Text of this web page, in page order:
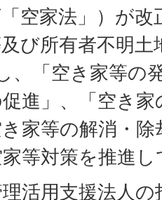
空家法」）が
及び所有者不明
、「空き家等の
進」、「空き
き家等の解消・
等対策を推進
活用支援法人